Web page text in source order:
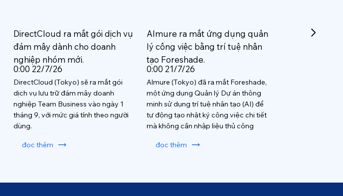
DirectCloud ra mắt gói dịch vụ
đám mây dành cho doanh
nghiệp nhóm mới.
0:00 22/7/26
DirectCloud (Tokyo) sẽ ra mắt gói
dịch vụ lưu trữ đám mây doanh
nghiệp Team Business vào ngày 1
tháng 9, với mức giá tính theo người
dùng.
đọc thêm
Almure ra mắt ứng dụng quản
lý công việc bằng trí tuệ nhân
tạo Foreshade.
0:00 21/7/26
Almure (Tokyo) đã ra mắt Foreshade,
một ứng dụng Quản lý Dự án thông
minh sử dụng trí tuệ nhân tạo (AI) để
tự động tạo nhật ký công việc chi tiết
mà không cần nhập liệu thủ công
đọc thêm